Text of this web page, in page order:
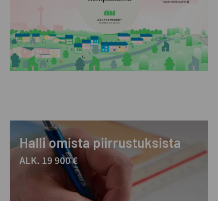
Halli omista piirrustuksista
ALK. 19 900 €